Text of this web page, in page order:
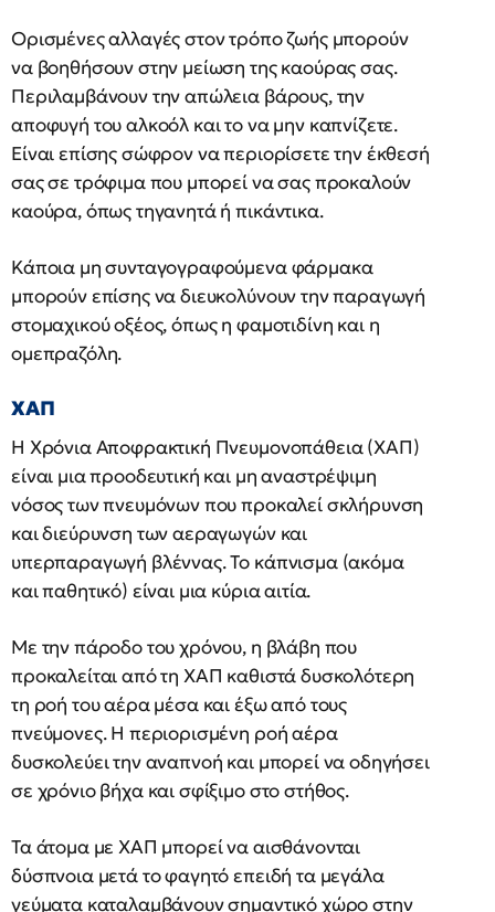
Ορισμένες αλλαγές στον τρόπο ζωής μπορούν
να βοηθήσουν στην μείωση της καούρας σας.
Περιλαμβάνουν την απώλεια βάρους, την
αποφυγή του αλκοόλ και το να μην καπνίζετε.
Είναι επίσης σώφρον να περιορίσετε την έκθεσή
σας σε τρόφιμα που μπορεί να σας προκαλούν
καούρα, όπως τηγανητά ή πικάντικα.
Κάποια μη συνταγογραφούμενα φάρμακα
μπορούν επίσης να διευκολύνουν την παραγωγή
στομαχικού οξέος, όπως η φαμοτιδίνη και η
ομεπραζόλη.
ΧΑΠ
Η Χρόνια Αποφρακτική Πνευμονοπάθεια (ΧΑΠ)
είναι μια προοδευτική και μη αναστρέψιμη
νόσος των πνευμόνων που προκαλεί σκλήρυνση
και διεύρυνση των αεραγωγών και
υπερπαραγωγή βλέννας. Το κάπνισμα (ακόμα
και παθητικό) είναι μια κύρια αιτία.
Με την πάροδο του χρόνου, η βλάβη που
προκαλείται από τη ΧΑΠ καθιστά δυσκολότερη
τη ροή του αέρα μέσα και έξω από τους
πνεύμονες. Η περιορισμένη ροή αέρα
δυσκολεύει την αναπνοή και μπορεί να οδηγήσει
σε χρόνιο βήχα και σφίξιμο στο στήθος.
Τα άτομα με ΧΑΠ μπορεί να αισθάνονται
δύσπνοια μετά το φαγητό επειδή τα μεγάλα
γεύματα καταλαμβάνουν σημαντικό χώρο στην